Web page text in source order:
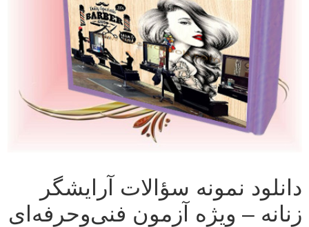
دانلود نمونه سؤالات آرایشگر
زنانه – ویژه آزمون فنی‌وحرفه‌ای